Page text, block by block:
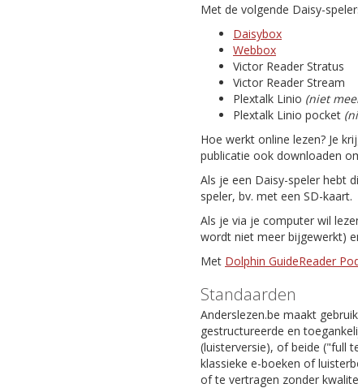
Met de volgende Daisy-
Daisybox
Webbox
Victor Reader Stratus
Victor Reader Stream
Plextalk Linio (niet
Plextalk Linio pocket
Hoe werkt online lezen? Je
publicatie ook downloaden
Als je een Daisy-speler hebt
speler, bv. met een SD-kaart.
Als je via je computer wil
wordt niet meer bijgewerkt)
Met Dolphin GuideReader
Standaarden
Anderslezen.be maakt
gestructureerde en
(luisterversie), of beide ("full
klassieke e-boeken of
of te vertragen zonder